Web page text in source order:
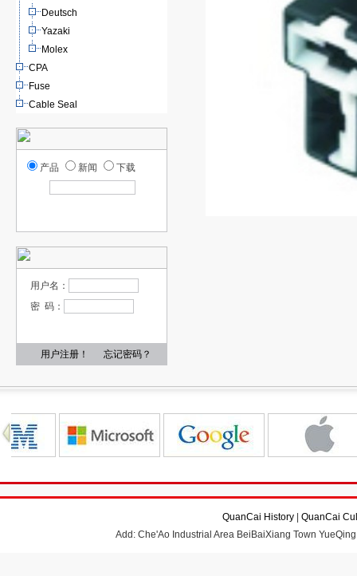
Deutsch
Yazaki
Molex
CPA
Fuse
Cable Seal
产品 新闻 下载
用户名：
密 码：
用户注册！ 忘记密码？
QuanCai History
QuanCai
Add: Che'Ao Industrial Area BeiBaiXiang Town